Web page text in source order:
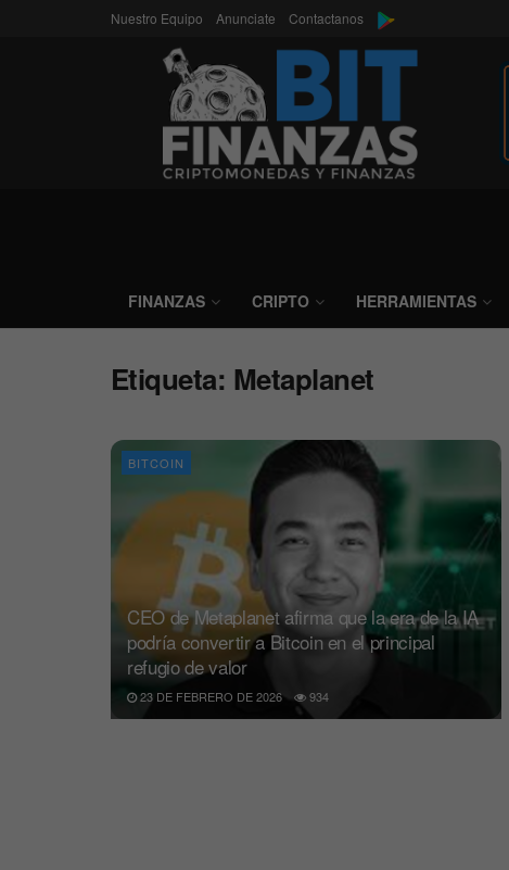
Nuestro Equipo Anunciate Contactanos
FINANZAS CRIPTO HERRAMIENTAS
Etiqueta: Metaplanet
BITCOIN
CEO de Metaplanet afirma que la era de la IA
podría convertir a Bitcoin en el principal
refugio de valor
23 DE FEBRERO DE 2026 934